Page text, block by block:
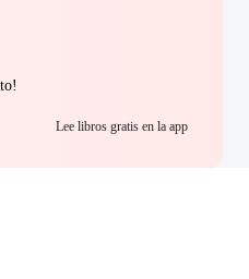
Lee libros gratis en la app